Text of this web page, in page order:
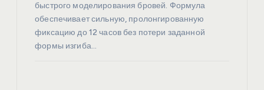
быстрого моделирования бровей. Формула
обеспечивает сильную, пролонгированную
фиксацию до 12 часов без потери заданной
формы изгиба…